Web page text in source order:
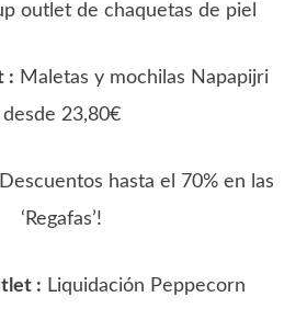
outlet de chaquetas de piel
: Maletas y mochilas Napapijri
desde 23,80€
Descuentos hasta el 70% en las
‘Regafas’!
: Liquidación Peppecorn